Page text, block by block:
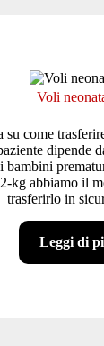
Voli
su come
dipende
bambini
kg abbiamo il
trasferirlo in
Leggi di